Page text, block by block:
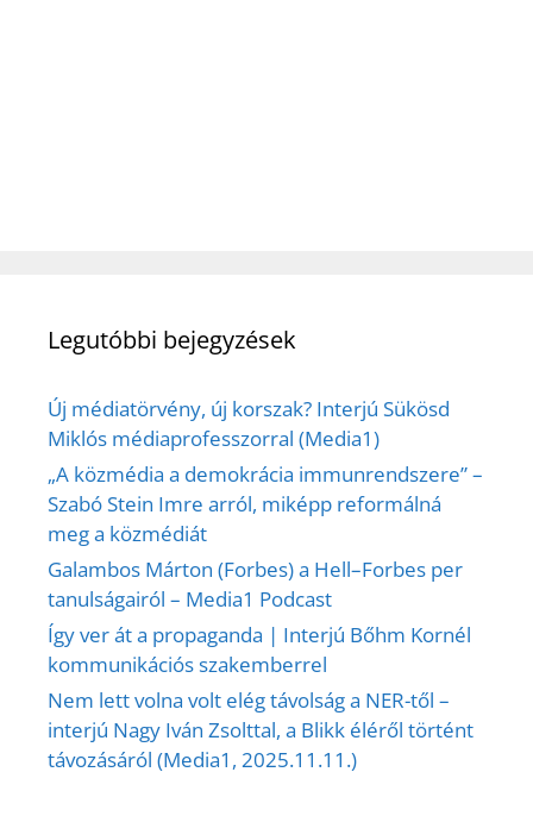
Legutóbbi bejegyzések
Új médiatörvény, új korszak? Interjú Sükösd
Miklós médiaprofesszorral (Media1)
„A közmédia a demokrácia immunrendszere” –
Szabó Stein Imre arról, miképp reformálná
meg a közmédiát
Galambos Márton (Forbes) a Hell–Forbes per
tanulságairól – Media1 Podcast
Így ver át a propaganda | Interjú Bőhm Kornél
kommunikációs szakemberrel
Nem lett volna volt elég távolság a NER-től –
interjú Nagy Iván Zsolttal, a Blikk éléről történt
távozásáról (Media1, 2025.11.11.)